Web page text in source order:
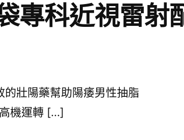
專科近視雷射
壯陽藥幫助陽痿男性抽脂
機運轉 […]